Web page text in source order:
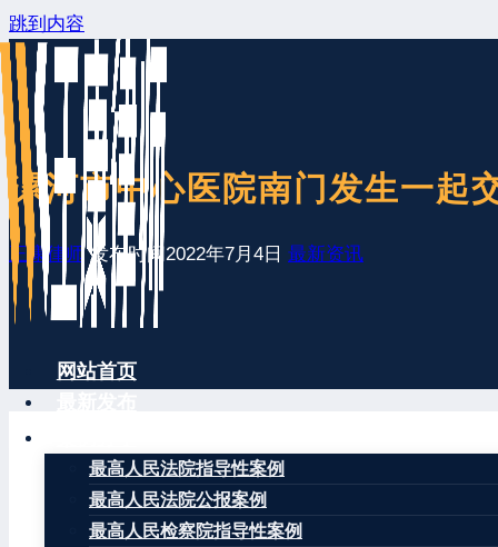
跳到内容
网站首页
最高人民法院指导性案例
最高人民法院公报案例
最高人民检察院指导性案例
漯河市中心医院南门发生一起
王康律师 发布时间2022年7月4日 最新资讯
2022年7月4日8时36分，漯河市中心医院南门发生
到达现场开展事故处理工作。受伤人员已及时送医救